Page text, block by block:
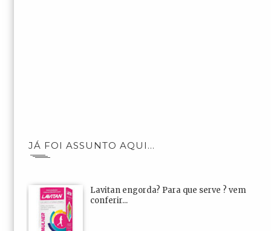
JÁ FOI ASSUNTO AQUI...
Lavitan engorda? Para que serve ? vem
conferir...